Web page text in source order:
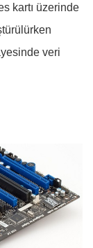
kartı üzerinde
veri